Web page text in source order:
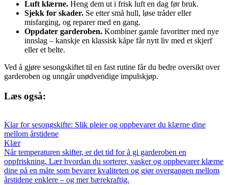
Luft klærne. Heng dem ut i frisk luft en dag før bruk.
Sjekk for skader. Se etter små hull, løse tråder eller
misfarging, og reparer med en gang.
Oppdater garderoben. Kombiner gamle favoritter med nye
innslag – kanskje en klassisk kåpe får nytt liv med et skjerf
eller et belte.
Ved å gjøre sesongskiftet til en fast rutine får du bedre oversikt over
garderoben og unngår unødvendige impulskjøp.
Læs også:
Klar for sesongskifte: Slik pleier og oppbevarer du klærne dine
mellom årstidene
Klær
Når temperaturen skifter, er det tid for å gi garderoben en
oppfriskning. Lær hvordan du sorterer, vasker og oppbevarer klærne
dine på en måte som bevarer kvaliteten og gjør overgangen mellom
årstidene enklere – og mer bærekraftig.